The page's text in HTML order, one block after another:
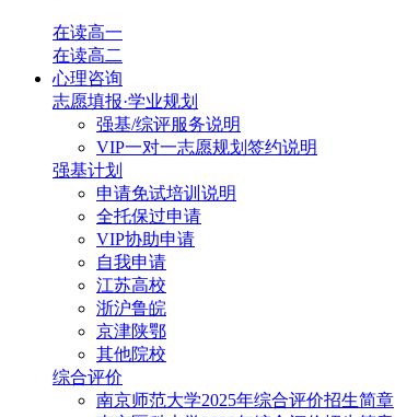
在读高一
在读高二
心理咨询
志愿填报·学业规划
强基/综评服务说明
VIP一对一志愿规划签约说明
强基计划
申请免试培训说明
全托保过申请
VIP协助申请
自我申请
江苏高校
浙沪鲁皖
京津陕鄂
其他院校
综合评价
南京师范大学2025年综合评价招生简章